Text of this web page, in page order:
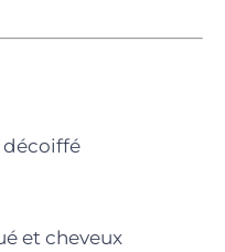
décoiffé
et cheveux